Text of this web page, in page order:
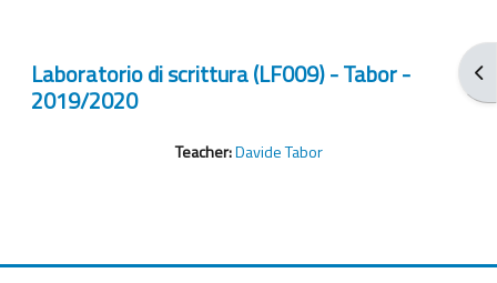
Laboratorio di scrittura (LF009) - Tabor -
2019/2020
Teacher:Davide Tabor